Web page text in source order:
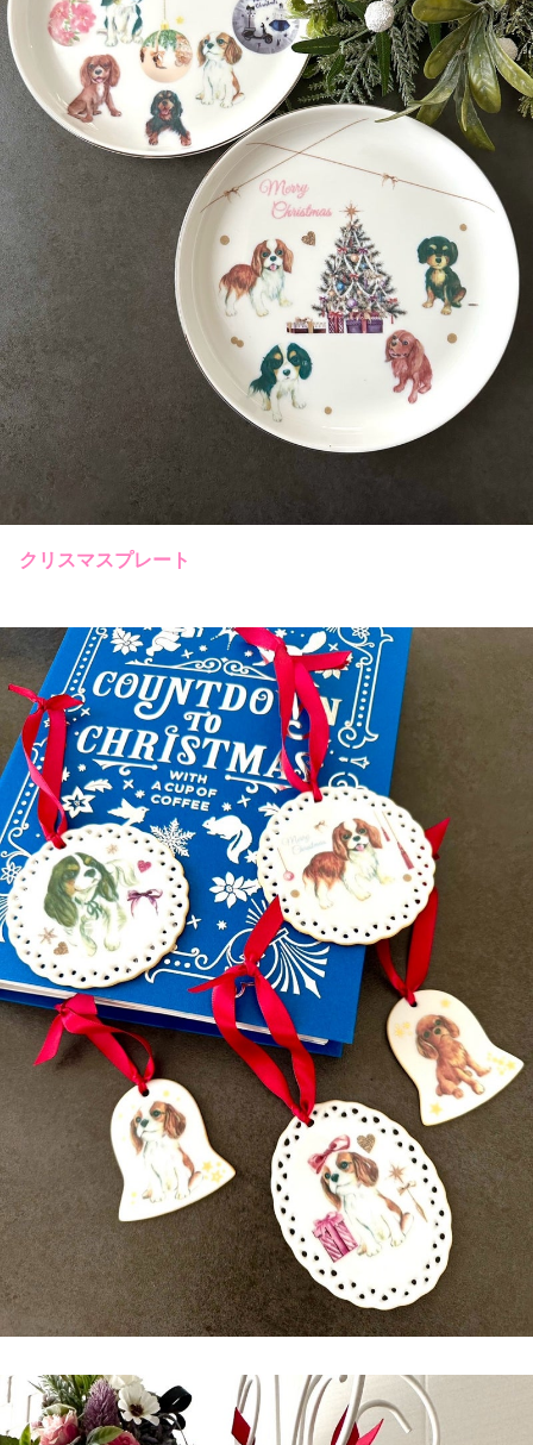
クリスマスプレート